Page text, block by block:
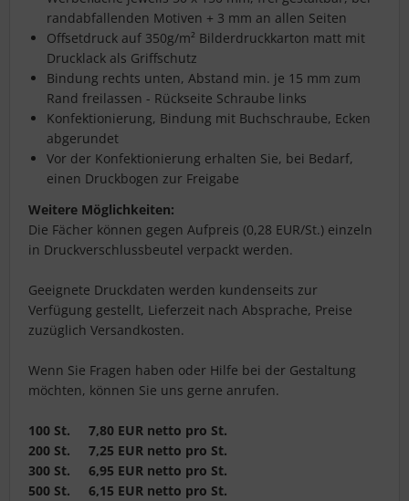
randabfallenden Motiven + 3 mm an allen Seiten
Offsetdruck auf 350g/m² Bilderdruckkarton matt mit
Drucklack als Griffschutz
Bindung rechts unten, Abstand min. je 15 mm zum
Rand freilassen - Rückseite Schraube links
Konfektionierung, Bindung mit Buchschraube, Ecken
abgerundet
Vor der Konfektionierung erhalten Sie, bei Bedarf,
einen Druckbogen zur Freigabe
Weitere Möglichkeiten:
Die Fächer können gegen Aufpreis (0,28 EUR/St.) einzeln
in Druckverschlussbeutel verpackt werden.
Geeignete Druckdaten werden kundenseits zur
Verfügung gestellt, Lieferzeit nach Absprache, Preise
zuzüglich Versandkosten.
Wenn Sie Fragen haben oder Hilfe bei der Gestaltung
möchten, können Sie uns gerne anrufen.
100 St. 7,80 EUR netto pro St.
200 St. 7,25 EUR netto pro St.
300 St. 6,95 EUR netto pro St.
500 St. 6,15 EUR netto pro St.